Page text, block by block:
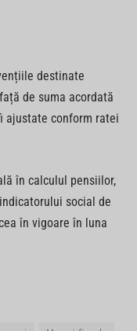
destinate
de suma acordată
ajustate conform ratei
în calculul pensiilor,
social de
în vigoare în luna